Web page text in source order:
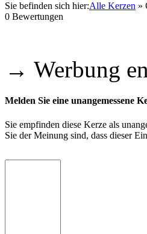
Sie befinden sich hier:Alle Kerzen »
0 Bewertungen
→ Werbung
Melden Sie eine unangemessene
Sie empfinden diese Kerze als
Sie der Meinung sind, dass dieser